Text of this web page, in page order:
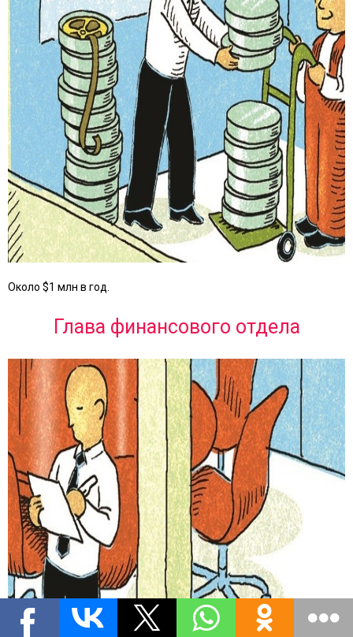
Около $1 млн в год.
Глава финансового отдела